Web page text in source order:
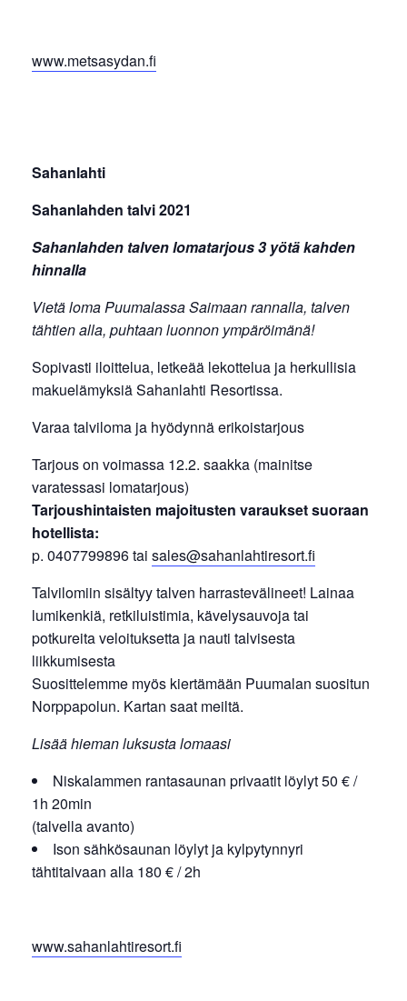
www.metsasydan.fi
Sahanlahti
Sahanlahden talvi 2021
Sahanlahden talven lomatarjous 3 yötä kahden
hinnalla
Vietä loma Puumalassa Saimaan rannalla, talven
tähtien alla, puhtaan luonnon ympäröimänä!
Sopivasti iloittelua, letkeää lekottelua ja herkullisia
makuelämyksiä Sahanlahti Resortissa.
Varaa talviloma ja hyödynnä erikoistarjous
Tarjous on voimassa 12.2. saakka (mainitse
varatessasi lomatarjous)
Tarjoushintaisten majoitusten varaukset suoraan
hotellista:
p. 0407799896 tai sales@sahanlahtiresort.fi
Talvilomiin sisältyy talven harrastevälineet! Lainaa
lumikenkiä, retkiluistimia, kävelysauvoja tai
potkureita veloituksetta ja nauti talvisesta
liikkumisesta
Suosittelemme myös kiertämään Puumalan suositun
Norppapolun. Kartan saat meiltä.
Lisää hieman luksusta lomaasi
Niskalammen rantasaunan privaatit löylyt 50 € /
1h 20min
(talvella avanto)
Ison sähkösaunan löylyt ja kylpytynnyri
tähtitaivaan alla 180 € / 2h
www.sahanlahtiresort.fi